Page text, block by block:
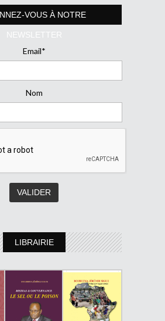
VOUS À NOTRE
NEWSLETTER
Email*
Nom
LIBRAIRIE